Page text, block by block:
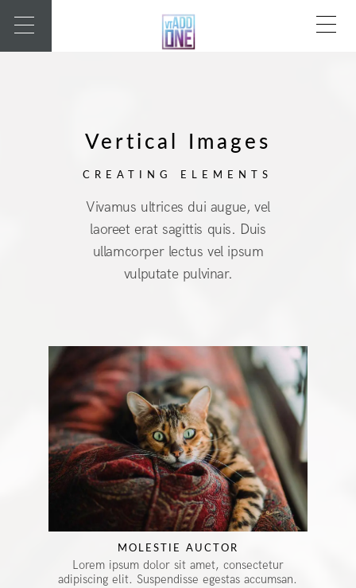
Vertical Images
CREATING ELEMENTS
Vivamus ultrices dui augue, vel
laoreet erat sagittis quis. Duis
ullamcorper lectus vel ipsum
vulputate pulvinar.
MOLESTIE AUCTOR
Lorem ipsum dolor sit amet, consectetur
adipiscing elit. Suspendisse egestas accumsan.